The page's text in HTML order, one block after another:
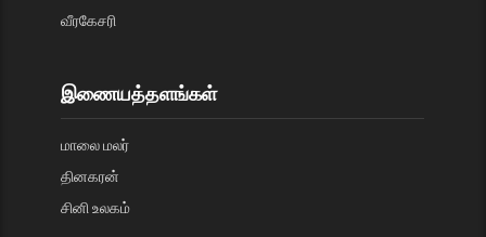
வீரகேசரி
இணையத்தளங்கள்
மாலை மலர்
தினகரன்
சினி உலகம்